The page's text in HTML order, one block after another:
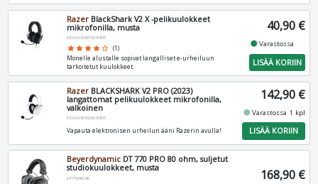
Razer BlackShark V2 X -pelikuulokkeet
mikrofonilla, musta
RZ04-03240100-R3M1
star star star star star_border (1)
Monelle alustalle sopivat langalliset e-urheiluun
tarkoitetut kuulokkeet.
40,90 €
fiber_manual_recordVarastossa
LISÄÄ KORIIN
Razer BLACKSHARK V2 PRO (2023)
langattomat pelikuulokkeet mikrofonilla,
valkoinen
RZ04-04530200-R3M1
Vapauta elektronisen urheilun ääni Razerin avulla!
142,90 €
fiber_manual_recordVarastossa 1 kpl
LISÄÄ KORIIN
Beyerdynamic DT 770 PRO 80 ohm, suljetut
studiokuulokkeet, musta
DT770PRO80 168,90 €